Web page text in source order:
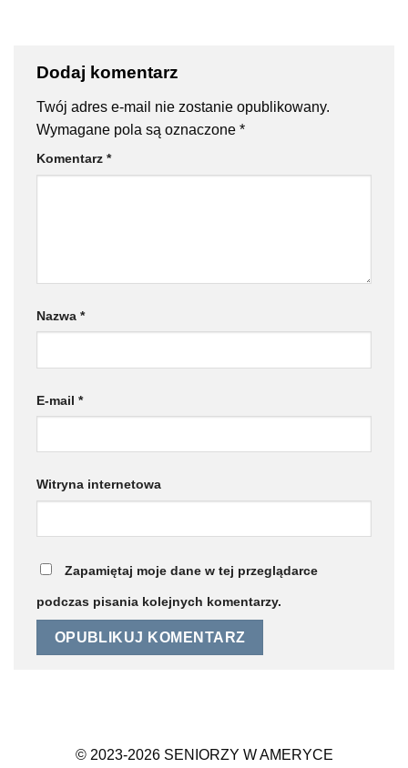
Dodaj komentarz
Twój adres e-mail nie zostanie opublikowany.
Wymagane pola są oznaczone *
Komentarz *
Nazwa *
E-mail *
Witryna internetowa
Zapamiętaj moje dane w tej przeglądarce
podczas pisania kolejnych komentarzy.
© 2023-2026 SENIORZY W AMERYCE